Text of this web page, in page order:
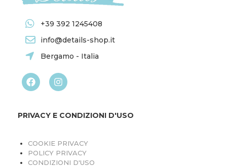
+39 392 1245408
info@details-shop.it
Bergamo - Italia
PRIVACY E CONDIZIONI D'USO
COOKIE PRIVACY
POLICY PRIVACY
CONDIZIONI D'USO